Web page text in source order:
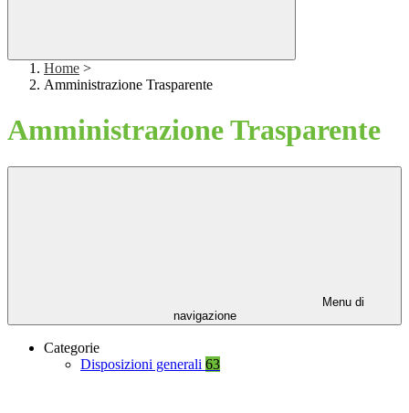
Home >
Amministrazione Trasparente
Amministrazione Trasparente
Menu di
navigazione
Categorie
Disposizioni generali 63